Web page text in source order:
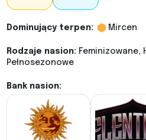
Dominujący terpen: Mircen
Rodzaje nasion: Feminizowane,
Pełnosezonowe
Bank nasion: